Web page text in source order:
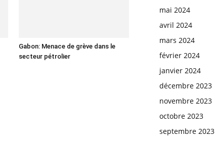
Gabon: Menace de grève dans le
secteur pétrolier
mai 2024
avril 2024
mars 2024
février 2024
janvier 2024
décembre 2023
novembre 2023
octobre 2023
septembre 2023